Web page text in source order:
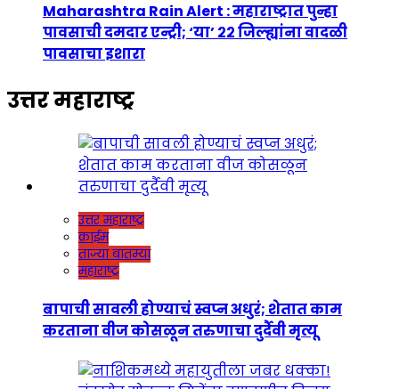
Maharashtra Rain Alert : महाराष्ट्रात पुन्हा
पावसाची दमदार एन्ट्री; ‘या’ २२ जिल्ह्यांना वादळी
पावसाचा इशारा
उत्तर महाराष्ट्र
उत्तर महाराष्ट्र
क्राईम
ताज्या बातम्या
महाराष्ट्र
बापाची सावली होण्याचं स्वप्न अधुरं; शेतात काम
करताना वीज कोसळून तरुणाचा दुर्दैवी मृत्यू